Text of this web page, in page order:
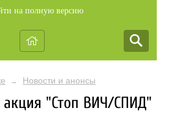
на полную версию
→ Новости и анонсы
акция "Стоп ВИЧ/СПИД"